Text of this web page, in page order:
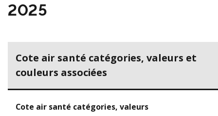
2025
Cote air santé catégories, valeurs et
couleurs associées
Cote air santé catégories, valeurs